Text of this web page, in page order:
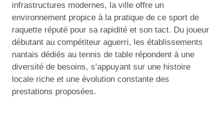
infrastructures modernes, la ville offre un
environnement propice à la pratique de ce sport de
raquette réputé pour sa rapidité et son tact. Du joueur
débutant au compétiteur aguerri, les établissements
nantais dédiés au tennis de table répondent à une
diversité de besoins, s’appuyant sur une histoire
locale riche et une évolution constante des
prestations proposées.